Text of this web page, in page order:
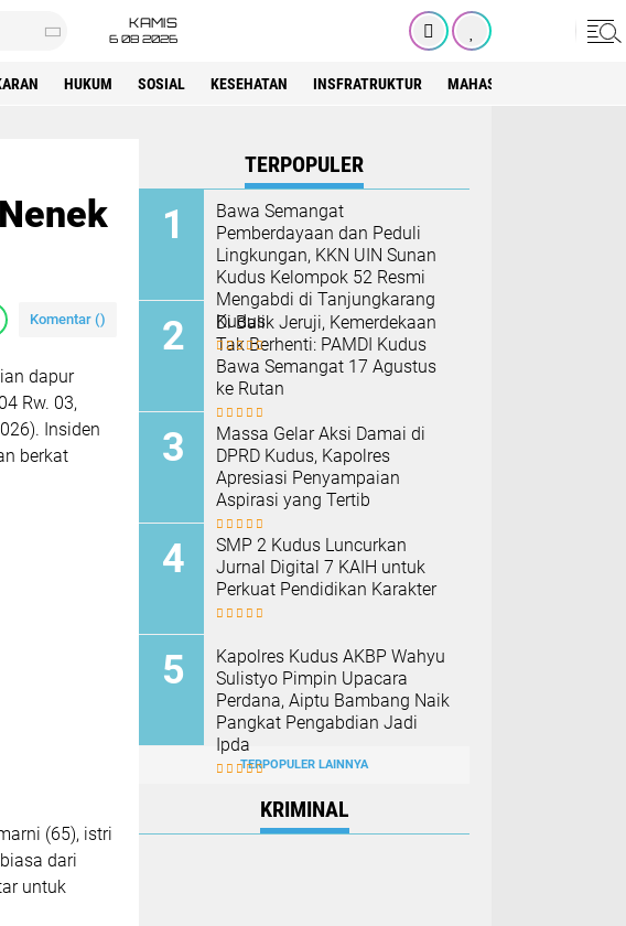
KAMIS
6 08 2026
HUKUM SOSIAL KESEHATAN INSFRATRUKTUR MAHASISWA
Komentar ()
dapur
Rw. 03,
Insiden
berkat
(65), istri
dari
untuk
TERPOPULER
Bawa Semangat
Pemberdayaan dan Peduli
Lingkungan, KKN UIN Sunan
Kudus Kelompok 52 Resmi
Mengabdi di Tanjungkarang
Kudus
Di Balik Jeruji, Kemerdekaan
Tak Berhenti: PAMDI Kudus
Bawa Semangat 17 Agustus
ke Rutan
Massa Gelar Aksi Damai di
DPRD Kudus, Kapolres
Apresiasi Penyampaian
Aspirasi yang Tertib
SMP 2 Kudus Luncurkan
Jurnal Digital 7 KAIH untuk
Perkuat Pendidikan Karakter
Kapolres Kudus AKBP Wahyu
Sulistyo Pimpin Upacara
Perdana, Aiptu Bambang Naik
Pangkat Pengabdian Jadi
Ipda
TERPOPULER LAINNYA
KRIMINAL